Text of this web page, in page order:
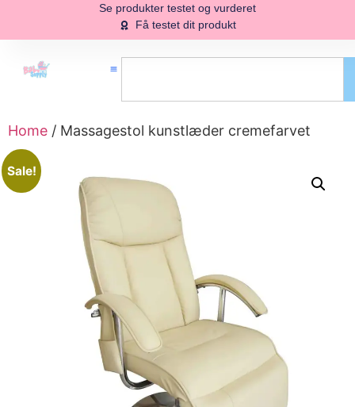
Se produkter testet og vurderet
Få testet dit produkt
Home / Massagestol kunstlæder cremefarvet
Sale!